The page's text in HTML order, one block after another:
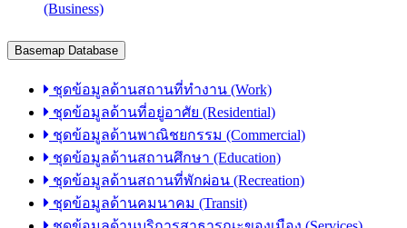
(Business)
Basemap Database
ชุดข้อมูลด้านสถานที่ทำงาน (Work)
ชุดข้อมูลด้านที่อยู่อาศัย (Residential)
ชุดข้อมูลด้านพาณิชยกรรม (Commercial)
ชุดข้อมูลด้านสถานศึกษา (Education)
ชุดข้อมูลด้านสถานที่พักผ่อน (Recreation)
ชุดข้อมูลด้านคมนาคม (Transit)